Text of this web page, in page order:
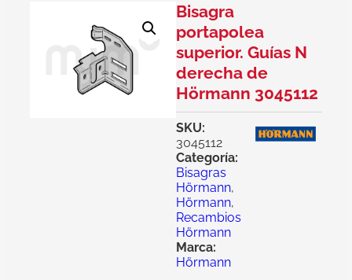
Bisagra
portapolea
superior. Guías N
derecha de
Hörmann 3045112
SKU:
3045112
Categoría:
Bisagras
Hörmann,
Hörmann,
Recambios
Hörmann
Marca:
Hörmann